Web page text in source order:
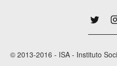
© 2013-2016 - ISA - Instituto